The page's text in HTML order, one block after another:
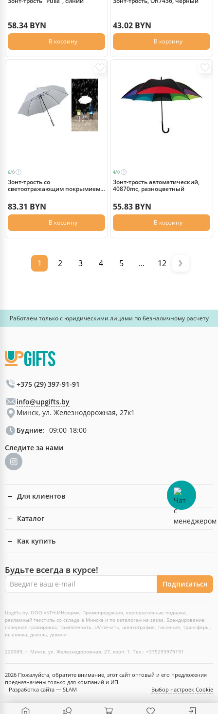
58.34 BYN
В корзину
43.02 BYN
В корзину
6/0
Зонт-трость со
светоотражающим покрымием
83.31 BYN
В корзину
4/0
Зонт-трость автоматический,
40870mc, разноцветный
55.83 BYN
В корзину
1 2 3 4 5 ... 12
Работаем только с юридическими лицами по безналичному расчету
+375 (29) 397-91-91
info@upgifts.by
Минск, ул. Железнодорожная, 27к1
Будние: 09:00-18:00
Следите за нами
Для клиентов
Каталог
Как купить
Будьте всегда в курсе!
Подписаться
Upgifts.by. ООО «БТН-ИНформ», Промопродукция, корпоративные подарки,
рекламный текстиль со склада в Минске и по каталогам на заказ. Брендирование:
лазерная гравировка, тампопечать, UV-печать, шелкография, тиснение, трансферы,
вышивка, деколь, доминг.
220089, г. Минск, ул. Железнодорожная, 27, корп. 1. Тел.: +375293979191
2026 Пожалуйста, обратите внимание, этот сайт оптовый и его предложения
предназначены только для компаний и ИП.
Выбор настроек Cookie
Разработка сайта — SLAM